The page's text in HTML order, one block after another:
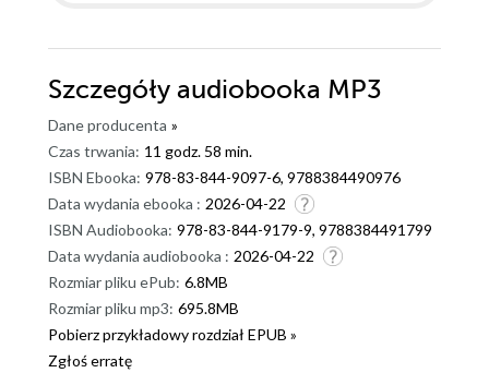
Szczegóły audiobooka MP3
Dane producenta »
Czas trwania: 11 godz. 58 min.
ISBN Ebooka: 978-83-844-9097-6, 9788384490976
Data wydania ebooka : 2026-04-22
ISBN Audiobooka: 978-83-844-9179-9, 9788384491799
Data wydania audiobooka : 2026-04-22
Rozmiar pliku ePub: 6.8MB
Rozmiar pliku mp3: 695.8MB
Pobierz przykładowy rozdział EPUB »
Zgłoś erratę